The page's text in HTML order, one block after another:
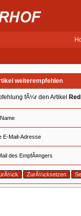
weiterempfehlen
fÃ¼r den Artikel
E-Mail-Adresse
des EmpfÃ¤ngers